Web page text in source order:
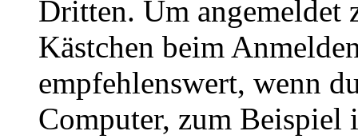
Dritten. Um angemeldet
Kästchen beim
empfehlenswert, wenn
Computer, zum Beispiel